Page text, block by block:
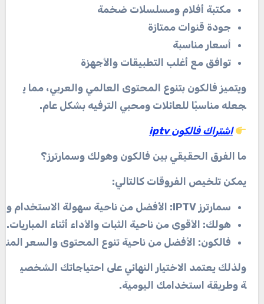
مكتبة أفلام ومسلسلات ضخمة
جودة قنوات ممتازة
أسعار مناسبة
توافق مع أغلب التطبيقات والأجهزة
ويتميز فالكون بتنوع المحتوى العالمي والعربي، مما ي
جعله مناسبًا للعائلات ومحبي الترفيه بشكل عام.
اشتراك فالكونiptv
ما الفرق الحقيقي بين فالكون وهولك وسمارترز؟
يمكن تلخيص الفروقات كالتالي:
سمارترز الأفضل من ناحية سهولة الاستخدام
هولك: الأقوى من ناحية الثبات والأداء أثناء المباريات.
فالكون: الأفضل من ناحية تنوع المحتوى والسعر
ولذلك يعتمد الاختيار النهائي على احتياجاتك الشخصي
ة وطريقة استخدامك اليومية.